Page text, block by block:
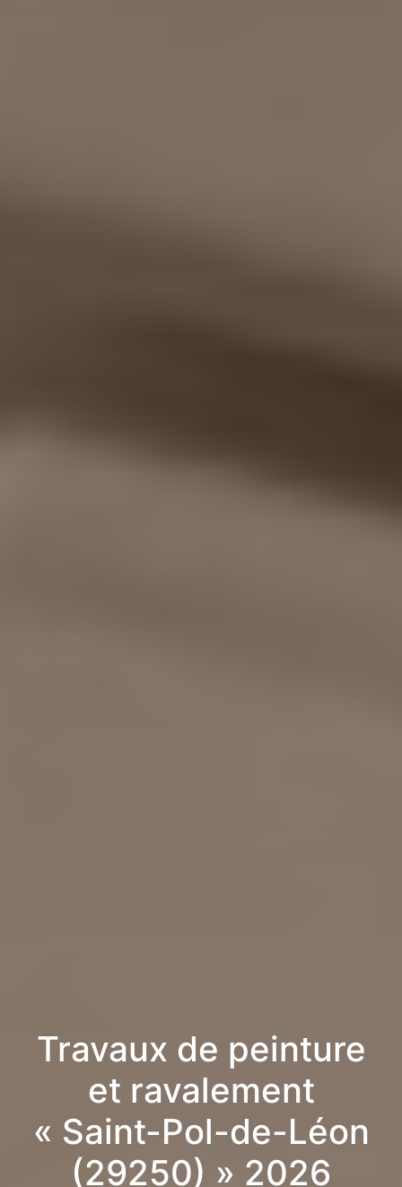
Travaux de peinture
et ravalement
« Saint-Pol-de-Léon
(29250) » 2026